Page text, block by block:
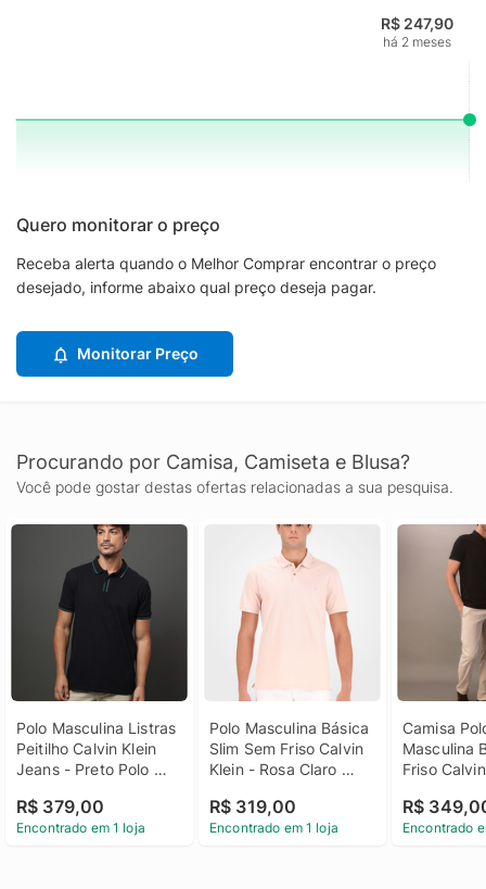
R$ 247,90
há 2 meses
Quero monitorar o preço
Receba alerta quando o Melhor Comprar encontrar o preço
desejado, informe abaixo qual preço deseja pagar.
Monitorar Preço
Procurando por Camisa, Camiseta e Blusa?
Você pode gostar destas ofertas relacionadas a sua pesquisa.
Polo Masculina Listras
Peitilho Calvin Klein
Jeans - Preto Polo
Peitilho Calvin Klein
Jeans Preto Pp
R$ 379,00
Encontrado em 1 loja
Polo Masculina Básica
Slim Sem Friso Calvin
Klein - Rosa Claro
Slim Sem Friso Calvin
Klein Rosa Claro Ggg
R$ 319,00
Encontrado em 1 loja
Camisa
Masculina
Friso
Masculina
Friso
R$
Encontrado